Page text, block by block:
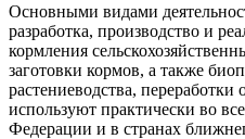
Основными видами
разработка, производство и
кормления
заготовки кормов, а также
растениеводства,
используют практически во
Федерации и в странах